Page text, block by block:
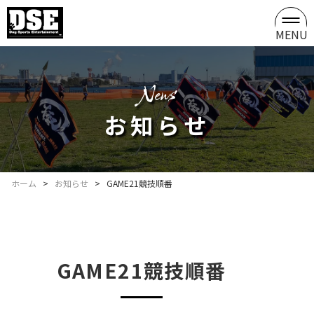
MENU
お知らせ
news
ホーム > お知らせ > GAME21競技順番
GAME21競技順番